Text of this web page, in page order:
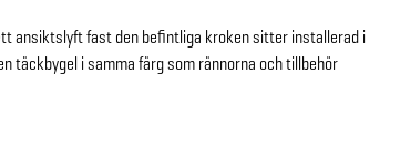
ansiktslyft fast den befintliga kroken sitter installerad i
täckbygel i samma färg som rännorna och tillbehör